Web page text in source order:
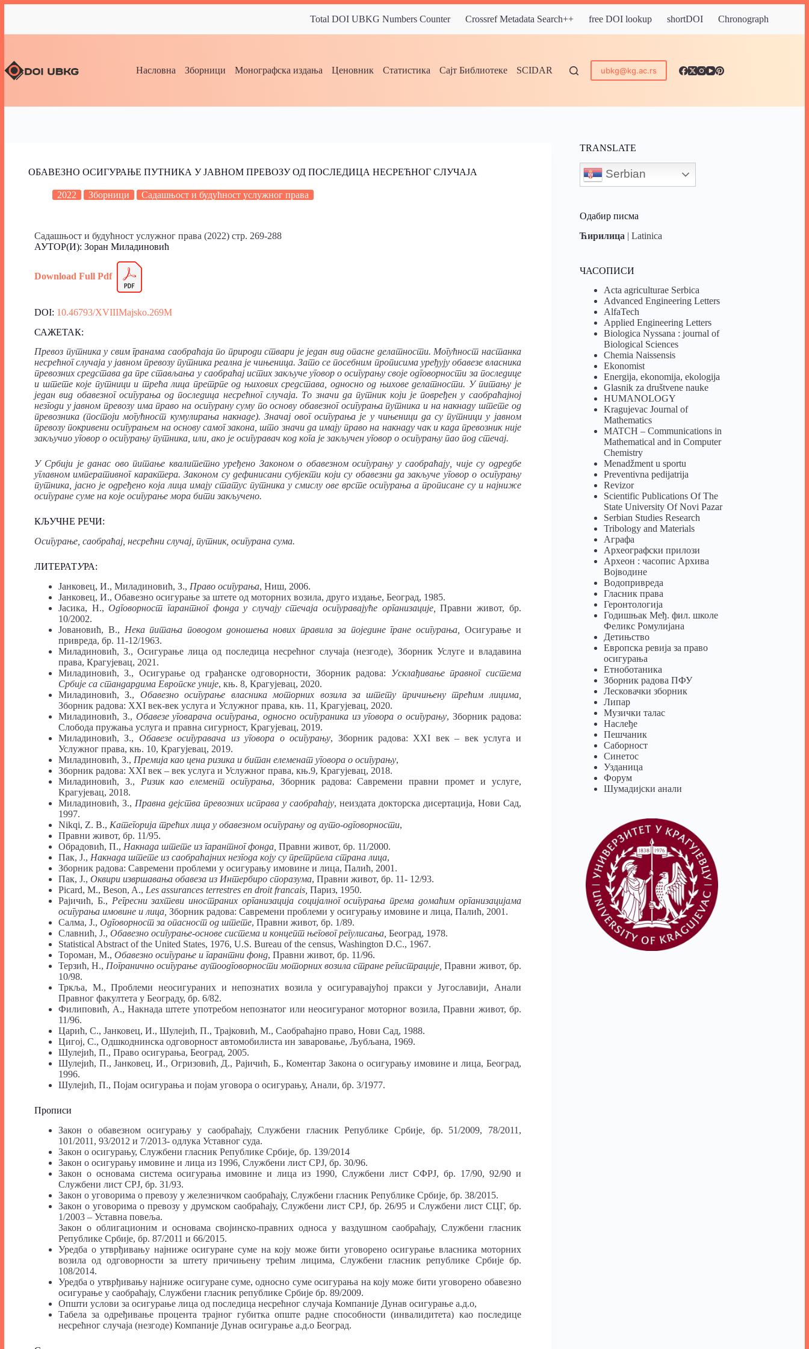
Total DOI UBKG Numbers Counter Crossref Metadata Search++ free DOI lookup shortDOI Chronograph
Насловна Зборници Монографска издања Ценовник Статистика Сајт Библиотеке SCIDAR ubkg@kg.ac.rs
ОБАВЕЗНО ОСИГУРАЊЕ ПУТНИКА У ЈАВНОМ ПРЕВОЗУ ОД ПОСЛЕДИЦА НЕСРЕЋНОГ СЛУЧАЈА
2022 Зборници Садашњост и будућност услужног права
Садашњост и будућност услужног права (2022) стр. 269-288
АУТОР(И): Зоран Миладиновић
Download Full Pdf
DOI: 10.46793/XVIIIMajsko.269M
САЖЕТАК:
Превоз путника у свим гранама саобраћаја по природи ствари је један вид опасне делатности. Могућност настанка
несрећног случаја у јавном превозу путника реална је чињеница. Зато се посебним прописима уређују обавезе власника
превозних средстава да пре стављања у саобраћај истих закључе уговор о осигурању своје одговорности за последице
и штете које путници и трећа лица претрпе од њихових средстава, односно од њихове делатности. У питању је
један вид обавезног осигурања од последица несрећног случаја. То значи да путник који је повређен у саобраћајној
незгоди у јавном превозу има право на осигурану суму по основу обавезног осигурања путника и на накнаду штете од
превозника (постоји могућност кумулирања накнаде). Значај овог осигурања је у чињеници да су путници у јавном
превозу покривени осигурањем на основу самог закона, што значи да имају право на накнаду чак и када превозник није
закључио уговор о осигурању путника, или, ако је осигуравач код кога је закључен уговор о осигурању пао под стечај.
У Србији је данас ово питање квалитетно уређено Законом о обавезном осигурању у саобраћају, чије су одредбе
углавном императивног карактера. Законом су дефинисани субјекти који су обавезни да закључе уговор о осигурању
путника, јасно је одређено која лица имају статус путника у смислу ове врсте осигурања а прописане су и најниже
осигуране суме на које осигурање мора бити закључено.
КЉУЧНЕ РЕЧИ:
Осигурање, саобраћај, несрећни случај, путник, осигурана сума.
ЛИТЕРАТУРА:
Јанковец, И., Миладиновић, З., Право осигурања, Ниш, 2006.
Јанковец, И., Обавезно осигурање за штете од моторних возила, друго издање, Београд, 1985.
Јасика, Н.,Одговорност гарантног фондау случају стечаја осигуравајуће организације,Правни живот, бр.
10/2002.
Јовановић, В., Нека питања поводом доношења нових правила за поједине гране осигурања, Осигурање и
привреда, бр. 11-12/1963.
Миладиновић, З., Осигурање лица од последица несрећног случаја (незгоде), Зборник Услуге и владавина
права, Крагујевац, 2021.
Миладиновић, З., Осигурање од грађанске одговорности, Зборник радова: Усклађивањеправног система
Србије са стандардима Европске уније, књ. 8, Крагујевац, 2020.
Миладиновић, З., Обавезно осигурање власника моторних возила за штету причињену трећим лицима,
Зборник радова: XXI век-век услуга и Услужног права, књ. 11, Крагујевац, 2020.
Миладиновић, З., Обавезе уговарача осигурања, односно осигураника из уговора о осигурању, Зборник радова:
Слобода пружања услуга и правна сигурност, Крагујевац, 2019.
Миладиновић, З., Обавезе осигуравача из уговора о осигурању, Зборник радова: XXI век – век услуга и
Услужног права, књ. 10, Крагујевац, 2019.
Миладиновић, З., Премија као цена ризика и битан елеменат уговора о осигурању,
Зборник радова: XXI век – век услуга и Услужног права, књ.9, Крагујевац, 2018.
Миладиновић, З., Ризиккаоелементосигурања, Зборник радова: Савремени правни промет и услуге,
Крагујевац, 2018.
Миладиновић, З., Правна дејства превозних исправа у саобраћају, неиздата докторска дисертација, Нови Сад,
1997.
Nikqi, Z. B., Категорија трећих лица у обавезном осигурању од ауто-одговорности,
Правни живот, бр. 11/95.
Обрадовић, П., Накнада штете из гарантног фонда, Правни живот, бр. 11/2000.
Пак, Ј., Накнада штете из саобраћајних незгода коју су претрпела страна лица,
Зборник радова: Савремени проблеми у осигурању имовине и лица, Палић, 2001.
Пак, Ј., Оквири извршавања обавеза из Интербиро споразума, Правни живот, бр. 11- 12/93.
Picard, M., Beson, A., Les assurances tеrrestrеs en droit francais, Париз, 1950.
Рајичић, Б., Регреснизахтевииностраних организација социјалног осигурањапрема домаћим организацијама
осигурања имовине и лица, Зборник радова: Савремени проблеми у осигурању имовине и лица, Палић, 2001.
Салма, Ј., Одговорност за опасност од штете, Правни живот, бр. 1/89.
Славнић, Ј., Обавезно осигурање-основе система и концепт његовог регулисања, Београд, 1978.
Statistical Abstract of the United States, 1976, U.S. Bureau of the census, Washington D.C., 1967.
Тороман, М., Обавезно осигурање и гарантни фонд, Правни живот, бр. 11/96.
Терзић, Н., Погранично осигурање аутоодговорности моторних возила стране регистрације,Правни живот, бр.
10/98.
Тркља, М., Проблеми неосигураних и непознатих возила у осигуравајућој пракси у Југославији, Анали
Правног факултета у Београду, бр. 6/82.
Филиповић, А., Накнада штете употребом непознатог или неосигураног моторног возила, Правни живот, бр.
11/96.
Царић, С., Јанковец, И., Шулејић, П., Трајковић, М., Саобраћајно право, Нови Сад, 1988.
Цигој, С., Одшкоднинска одговорност автомобилиста ин заваровање, Љубљана, 1969.
Шулејић, П., Право осигурања, Београд, 2005.
Шулејић, П., Јанковец, И., Огризовић, Д., Рајичић, Б., Коментар Закона о осигурању имовине и лица, Београд,
1996.
Шулејић, П., Појам осигурања и појам уговора о осигурању, Анали, бр. 3/1977.
Прописи
Закон о обавезном осигурању у саобраћају, Службени гласник Републике Србије, бр. 51/2009, 78/2011,
101/2011, 93/2012 и 7/2013- одлука Уставног суда.
Закон о осигурању, Службени гласник Републике Србије, бр. 139/2014
Закон о осигурању имовине и лица из 1996, Службени лист СРЈ, бр. 30/96.
Закон о основама система осигурања имовине и лица из 1990, Службени лист СФРЈ, бр. 17/90, 92/90 и
Службени лист СРЈ, бр. 31/93.
Закон о уговорима о превозу у железничком саобраћају, Службени гласник Републике Србије, бр. 38/2015.
Закон о уговорима о превозу у друмском саобраћају, Службени лист СРЈ, бр. 26/95 и Службени лист СЦГ, бр.
1/2003 – Уставна повеља.
Закон о облигационим и основама својинско-правних односа у ваздушном саобраћају, Службени гласник
Републике Србије, бр. 87/2011 и 66/2015.
Уредба о утврђивању најниже осигуране суме на коју може бити уговорено осигурање власника моторних
возила од одговорности за штету причињену трећим лицима, Службени гласник републике Србије бр.
108/2014.
Уредба о утврђивању најниже осигуране суме, односно суме осигурања на коју може бити уговорено обавезно
осигурање у саобраћају, Службени гласник републике Србије бр. 89/2009.
Општи услови за осигурање лица од последица несрећног случаја Компаније Дунав осигурање а.д.о,
Табела за одређивање процента трајног губитка опште радне способности (инвалидитета) као последице
несрећног случаја (незгоде) Компаније Дунав осигурање а.д.о Београд.
TRANSLATE
Serbian
Одабир писма
Ћирилица |Latinica
ЧАСОПИСИ
Acta agriculturae Serbica
Advanced Engineering Letters
AlfaTech
Applied Engineering Letters
Biologica Nyssana : journal of
Biological Sciences
Chemia Naissensis
Ekonomist
Energija, ekonomija, ekologija
Glasnik za društvene nauke
HUMANOLOGY
Kragujevac Journal of
Mathematics
MATCH – Communications in
Mathematical and in Computer
Chemistry
Menadžment u sportu
Preventivna pedijatrija
Revizor
Scientific Publications Of The
State University Of Novi Pazar
Serbian Studies Research
Tribology and Materials
Аграфа
Археографски прилози
Археон : часопис Архива
Војводине
Водопривреда
Гласник права
Геронтологија
Годишњак Међ. фил. школе
Феликс Ромулијана
Детињство
Европска ревија за право
осигурања
Eтноботаника
Зборник радова ПФУ
Лесковачки зборник
Липар
Музички талас
Наслеђе
Пешчаник
Саборност
Синетос
Узданица
Форум
Шумадијски анали